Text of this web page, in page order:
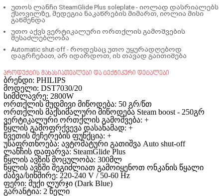
უთოს ლანჩი SteamGlide Plus soleplate - იოლად დასრიალებს
ქსოვილზე, მედეგია ნაკაწრების მიმართ, იოლია მისი
გაწმენდა
უთო აქვს ვერტიკალური ორთქლის გამოშვების
შესაძლებლობა
Automatic shut-off - როდესაც უთო უყურადღებოდ
დაგრჩებათ, არ იდარდოთ, ის თავად გაითიშება
პროდუქტის მახასიათებლები და ტექნიკური დეტალები
ბრენდი: PHILIPS
მოდელი: DST7030/20
სიმძლავრე: 2800W
ორთქლის მუდმივი მიწოდება: 50 გრ/წთ
ორთქლის მაქსიმალური მიწოდება Steam boost - 250გრ
ვერტიკალური ორთქლის გამოშვება: +
წყლის გამოფრქვევა დასანამად: +
წვეთის შეჩერების ფუნქცია: +
უსაფრთხოება: ავტომატური გათიშვა Auto shut-off
ლანჩის დაფარვა: SteamGlide Plus
წყლის ავზის მოცულობა: 300მლ
წყლის ავზში შეგიძლიათ გამოიყენოთ ონკანის წყალი
ძაბვა/სიხშირე: 220-240 V / 50-60 Hz
ფერი: მუქი ლურჯი (Dark Blue)
გარანტია: 2 წელი